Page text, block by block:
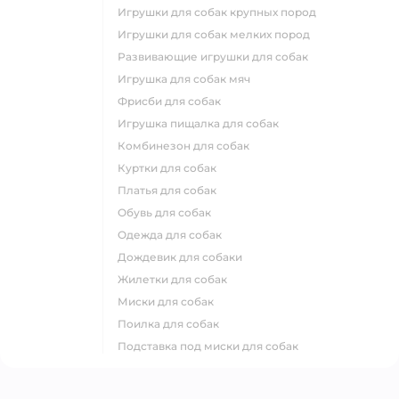
игрушки для собак крупных пород
игрушки для собак мелких пород
развивающие игрушки для собак
игрушка для собак мяч
фрисби для собак
игрушка пищалка для собак
комбинезон для собак
куртки для собак
платья для собак
обувь для собак
одежда для собак
дождевик для собаки
жилетки для собак
миски для собак
поилка для собак
подставка под миски для собак